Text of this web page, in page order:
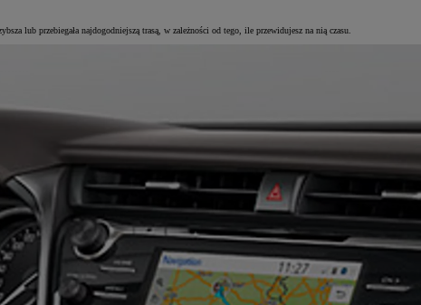
lub przebiegała najdogodniejszą trasą, w zależności od tego, ile przewidujesz na nią czasu.